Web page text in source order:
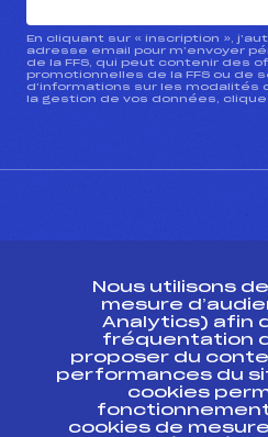
En cliquant sur « inscription »,
adresse email pour m’envoyer
de la FFS, qui peut contenir des
promotionnelles de la FFS ou de
d’informations sur les modalités
la gestion de vos données,
Ressources
Pass’Neige
Projet sportif fédéral
Projet de
Nous utilisons
mesure
Analytics) afin
fréquentation
proposer du
performances du
cookies
cookies de